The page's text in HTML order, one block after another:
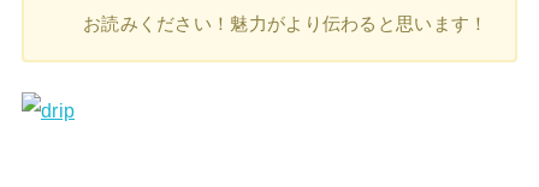
お読みください！魅力がより伝わると思います！